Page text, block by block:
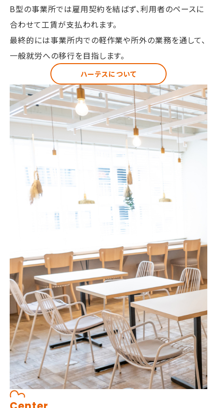
B型の事業所では雇用契約を結ばず、利用者のペースに
合わせて工賃が支払われます。
最終的には事業所内での軽作業や所外の業務を通して、
一般就労への移行を目指します。
ハーテスについて